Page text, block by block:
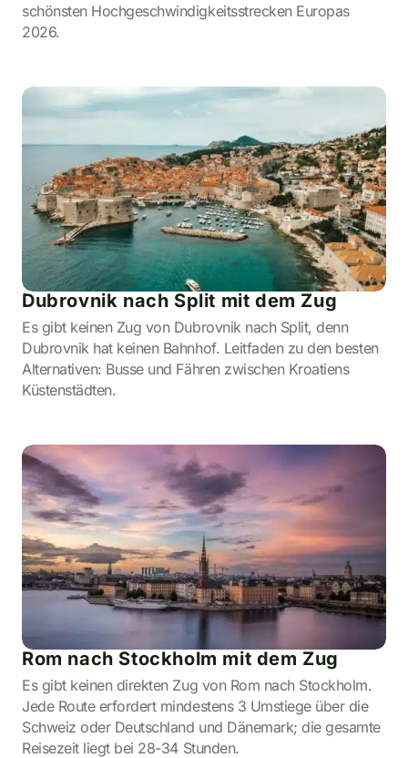
schönsten Hochgeschwindigkeitsstrecken Europas
2026.
Dubrovnik nach Split mit dem Zug
Es gibt keinen Zug von Dubrovnik nach Split, denn
Dubrovnik hat keinen Bahnhof. Leitfaden zu den besten
Alternativen: Busse und Fähren zwischen Kroatiens
Küstenstädten.
Rom nach Stockholm mit dem Zug
Es gibt keinen direkten Zug von Rom nach Stockholm.
Jede Route erfordert mindestens 3 Umstiege über die
Schweiz oder Deutschland und Dänemark; die gesamte
Reisezeit liegt bei 28-34 Stunden.